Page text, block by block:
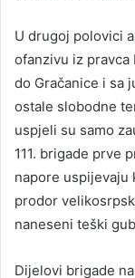
U drugoj polovici
ofanzivu iz pravca
do Gračanice i sa
ostale slobodne
uspjeli su samo
111. brigade prve
napore uspijevaju
prodor
naneseni teški
Dijelovi brigade